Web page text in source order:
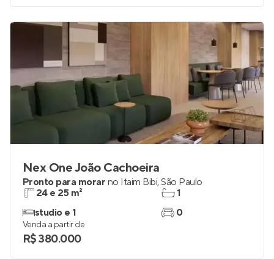
Nex One João Cachoeira
Pronto para morar no Itaim Bibi,São Paulo
24 e 25 m²
studio e 1
1
0
Venda a partir de
R$ 380.000